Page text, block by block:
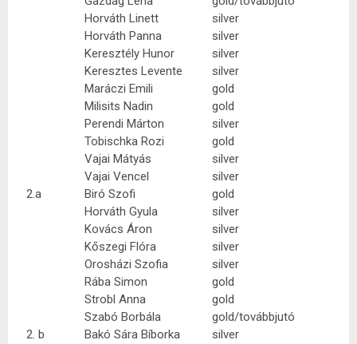
Horváth Linett
silver
Horváth Panna
silver
Keresztély Hunor
silver
Keresztes Levente
silver
Maráczi Emili
gold
Milisits Nadin
gold
Perendi Márton
silver
Tobischka Rozi
gold
Vajai Mátyás
silver
Vajai Vencel
silver
2.a
Biró Szofi
gold
Horváth Gyula
silver
Kovács Áron
silver
Kőszegi Flóra
silver
Orosházi Szofia
silver
Rába Simon
gold
Strobl Anna
gold
Szabó Borbála
gold/továbbjutó
2. b
Bakó Sára Bíborka
silver